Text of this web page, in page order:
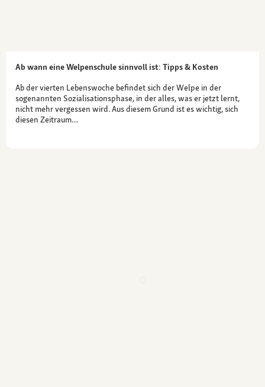
Ab wann eine Welpenschule sinnvoll ist: Tipps & Kosten
Ab der vierten Lebenswoche befindet sich der Welpe in der
sogenannten Sozialisationsphase, in der alles, was er jetzt lernt,
nicht mehr vergessen wird. Aus diesem Grund ist es wichtig, sich
diesen Zeitraum…